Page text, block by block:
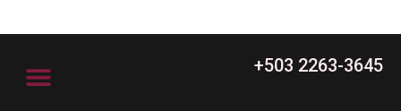
+503 2263-3645